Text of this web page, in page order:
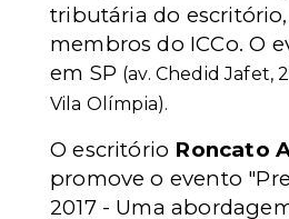
tributária do
membros do ICCo. O
em SP (av. Chedid Jafet,
Vila Olímpia).
O escritório Roncato
promove o evento
2017 - Uma